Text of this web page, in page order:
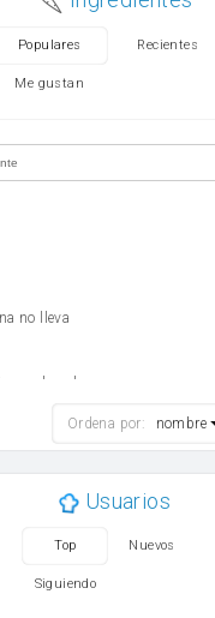
Populares Recientes
Me gustan
no lleva
con levadura
Ordena por: nombre
Usuarios
Top Nuevos
Siguiendo